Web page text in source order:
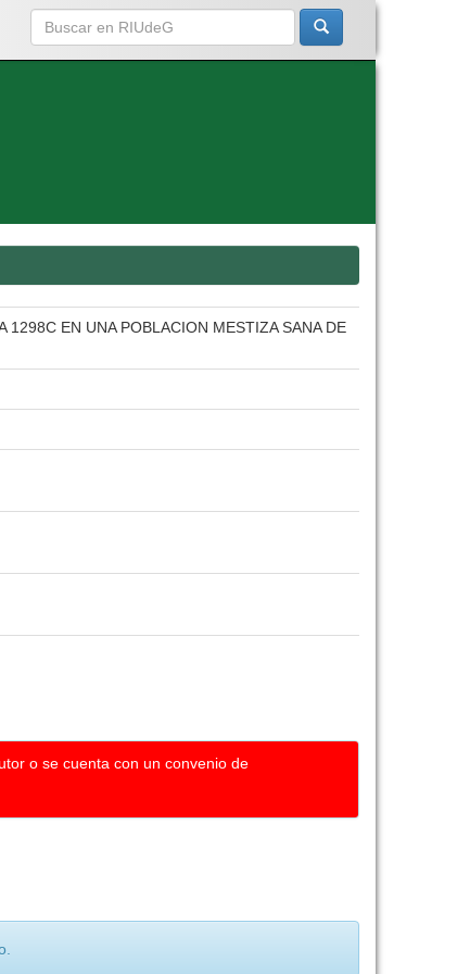
EN UNA POBLACION MESTIZA SANA DE
o se cuenta con un convenio de